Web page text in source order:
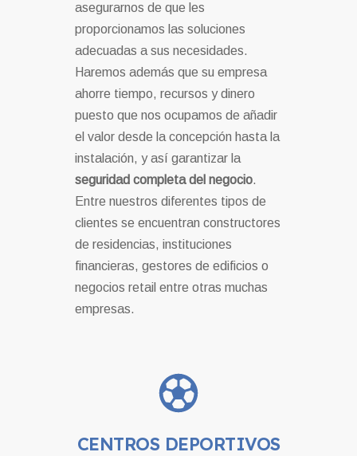
asegurarnos de que les
proporcionamos las soluciones
adecuadas a sus necesidades.
Haremos además que su empresa
ahorre tiempo, recursos y dinero
puesto que nos ocupamos de añadir
el valor desde la concepción hasta la
instalación, y así garantizar la
seguridad completa del negocio.
Entre nuestros diferentes tipos de
clientes se encuentran constructores
de residencias, instituciones
financieras, gestores de edificios o
negocios retail entre otras muchas
empresas.
CENTROS DEPORTIVOS